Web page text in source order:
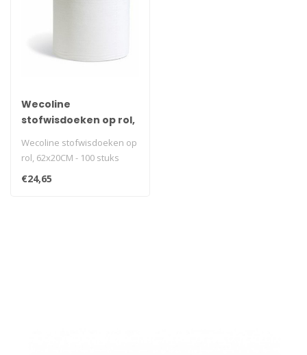
Wecoline
stofwisdoeken op rol,
Wecoline stofwisdoeken op
rol, 62x20CM - 100 stuks
€24,65